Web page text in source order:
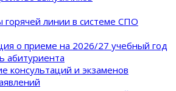
горячей линии в системе СПО
о приеме на 2026/27 учебный год
абитуриента
консультаций и экзаменов